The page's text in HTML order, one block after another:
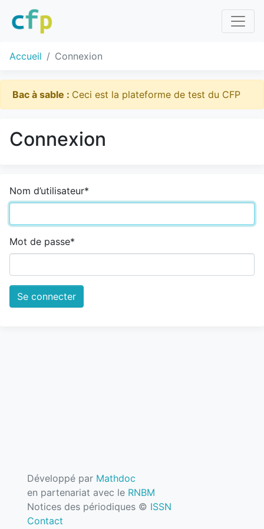
Accueil Connexion
Bac à sable : Ceci est la plateforme de test du CFP
Connexion
Nom d’utilisateur*
Mot de passe*
Développé par Mathdoc
en partenariat avec le RNBM
Notices des périodiques © ISSN
Contact